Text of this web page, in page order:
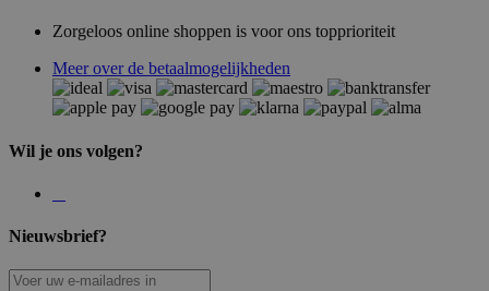
Zorgeloos online shoppen is voor ons topprioriteit
Meer over de betaalmogelijkheden
Wil je ons volgen?
Nieuwsbrief?